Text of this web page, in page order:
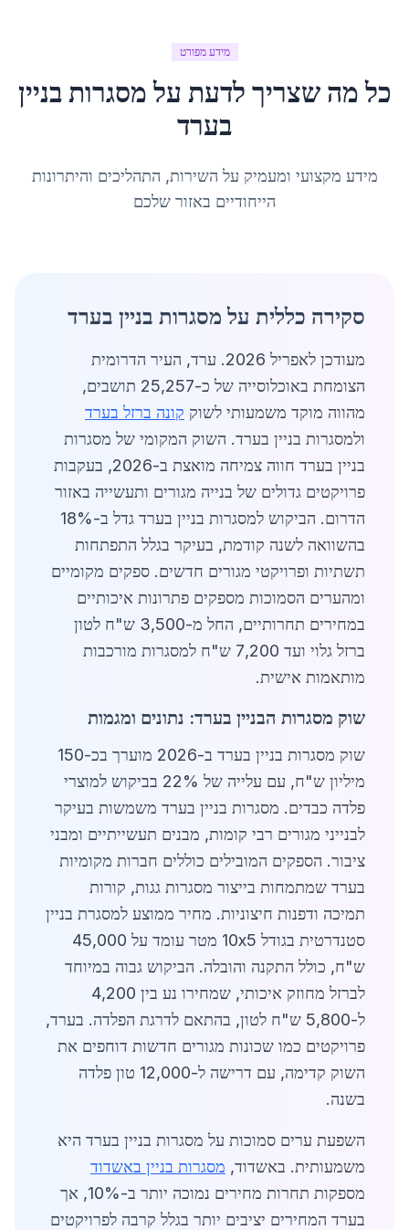
מידע מפורט
כל מה שצריך לדעת עלמסגרות בניין
בערד
מידע מקצועי ומעמיק על השירות, התהליכים והיתרונות
הייחודיים באזור שלכם
סקירה כללית על מסגרות בניין בערד
מעודכן לאפריל 2026. ערד, העיר הדרומית
הצומחת באוכלוסייה של כ-25,257 תושבים,
מהווה מוקד משמעותי לשוק קונה ברזל בערד
ולמסגרות בניין בערד. השוק המקומי של מסגרות
בניין בערד חווה צמיחה מואצת ב-2026, בעקבות
פרויקטים גדולים של בנייה מגורים ותעשייה באזור
הדרום. הביקוש למסגרות בניין בערד גדל ב-18%
בהשוואה לשנה קודמת, בעיקר בגלל התפתחות
תשתיות ופרויקטי מגורים חדשים. ספקים מקומיים
ומהערים הסמוכות מספקים פתרונות איכותיים
במחירים תחרותיים, החל מ-3,500 ש"ח לטון
ברזל גלוי ועד 7,200 ש"ח למסגרות מורכבות
מותאמות אישית.
שוק מסגרות הבניין בערד: נתונים ומגמות
שוק מסגרות בניין בערד ב-2026 מוערך בכ-150
מיליון ש"ח, עם עלייה של 22% בביקוש למוצרי
פלדה כבדים. מסגרות בניין בערד משמשות בעיקר
לבנייני מגורים רבי קומות, מבנים תעשייתיים ומבני
ציבור. הספקים המובילים כוללים חברות מקומיות
בערד שמתמחות בייצור מסגרות גגות, קורות
תמיכה ודפנות חיצוניות. מחיר ממוצע למסגרת בניין
סטנדרטית בגודל 10x5 מטר עומד על 45,000
ש"ח, כולל התקנה והובלה. הביקוש גבוה במיוחד
לברזל מחוזק איכותי, שמחירו נע בין 4,200
ל-5,800 ש"ח לטון, בהתאם לדרגת הפלדה. בערד,
פרויקטים כמו שכונות מגורים חדשות דוחפים את
השוק קדימה, עם דרישה ל-12,000 טון פלדה
בשנה.
השפעת ערים סמוכות על מסגרות בניין בערד היא
משמעותית. באשדוד, מסגרות בניין באשדוד
מספקות תחרות מחירים נמוכה יותר ב-10%, אך
בערד המחירים יציבים יותר בגלל קרבה לפרויקטים